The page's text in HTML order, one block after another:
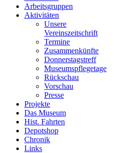
Arbeitsgruppen
Aktivitäten
Unsere
Vereinszeitschrift
Termine
Zusammenkünfte
Donnerstagstreff
Museumspflegetage
Rückschau
Vorschau
Presse
Projekte
Das Museum
Hist. Fahrten
Depotshop
Chronik
Links